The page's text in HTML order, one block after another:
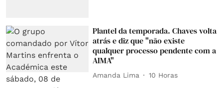
Plantel da temporada. Chaves volta
atrás e diz que "não existe
qualquer processo pendente com a
AIMA"
Amanda Lima 10 Horas